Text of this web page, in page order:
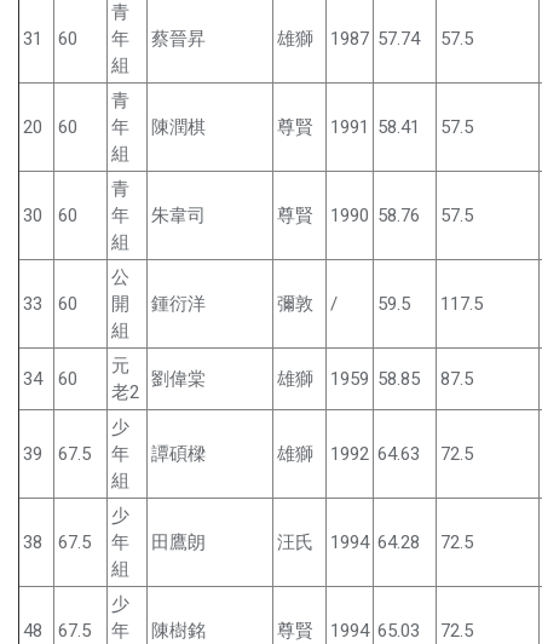
31 60
青
年
組
蔡晉昇 雄獅 1987 57.74 57.5
20 60
青
年
組
陳潤棋 尊賢 1991 58.41 57.5
30 60
青
年
組
朱韋司 尊賢 1990 58.76 57.5
33 60
公
開
組
鍾衍洋 彌敦 / 59.5 117.5
34 60
元
老2
劉偉棠 雄獅 1959 58.85 87.5
39 67.5
少
年
組
譚碩樑 雄獅 1992 64.63 72.5
38 67.5
少
年
組
田鷹朗 汪氏 1994 64.28 72.5
48 67.5
少
年
陳樹銘 尊賢 1994 65.03 72.5